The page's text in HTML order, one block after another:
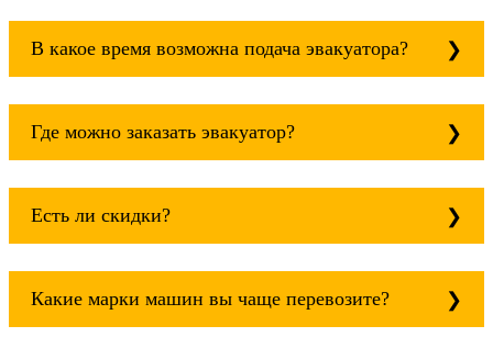
В какое время возможна подача эвакуатора?
Эвакуатор автовоз из Москвы в Новгород
Где можно заказать эвакуатор?
расстояние звоните круглосуточно, но
Есть ли скидки?
можно получить дешево и быстро
Какие марки машин вы чаще перевозите?